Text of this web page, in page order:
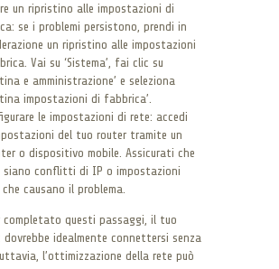
un ripristino alle impostazioni di
se i problemi persistono, prendi in
un ripristino alle impostazioni
Vai su ‘Sistema’, fai clic su
e amministrazione’ e seleziona
impostazioni di fabbrica’.
le impostazioni di rete: accedi
del tuo router tramite un
o dispositivo mobile. Assicurati che
siano conflitti di IP o impostazioni
causano il problema.
completato questi passaggi, il tuo
dovrebbe idealmente connettersi senza
l’ottimizzazione della rete può